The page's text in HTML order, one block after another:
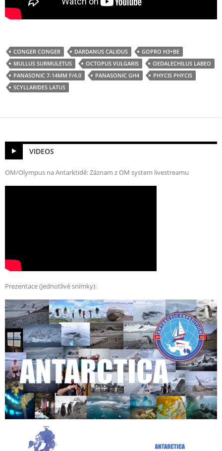
CONGER CONGER DARDANUS CALIDUS
GOPRO H3+BE
MULLUS SURMULETUS
OCTOPUS VULGARIS
OEDALECHILUS LABEO
PANASONIC 7-14MM F/4.0
PANASONIC GH4
PHYCIS PHYCIS
SCYLLARIDES LATUS
VIDEOS
OM/Olympus na Antarktidě: Záznam z OM system livestreamu
Prezentace (jednotlivé snímky):